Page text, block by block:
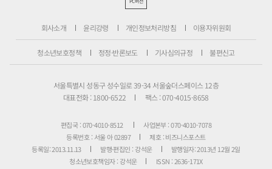
회사소개 윤리강령 개인정보처리방침 이용자위원회
청소년보호정책 정정·반론보도 기사심의규정 불편신고
서울특별시 성동구 성수일로 39-34 서울숲더스페이스 12층
대표전화 : 1800-6522
팩스 : 070-4015-8658
편집국 : 070-4010-8512
사업본부 : 070-4010-7078
등록번호 : 서울 아 02897
제호 : 비즈니스포스트
등록일: 2013.11.13
발행·편집인 : 강석운
발행일자: 2013년 12월 2일
청소년보호책임자 : 강석운
ISSN : 2636-171X